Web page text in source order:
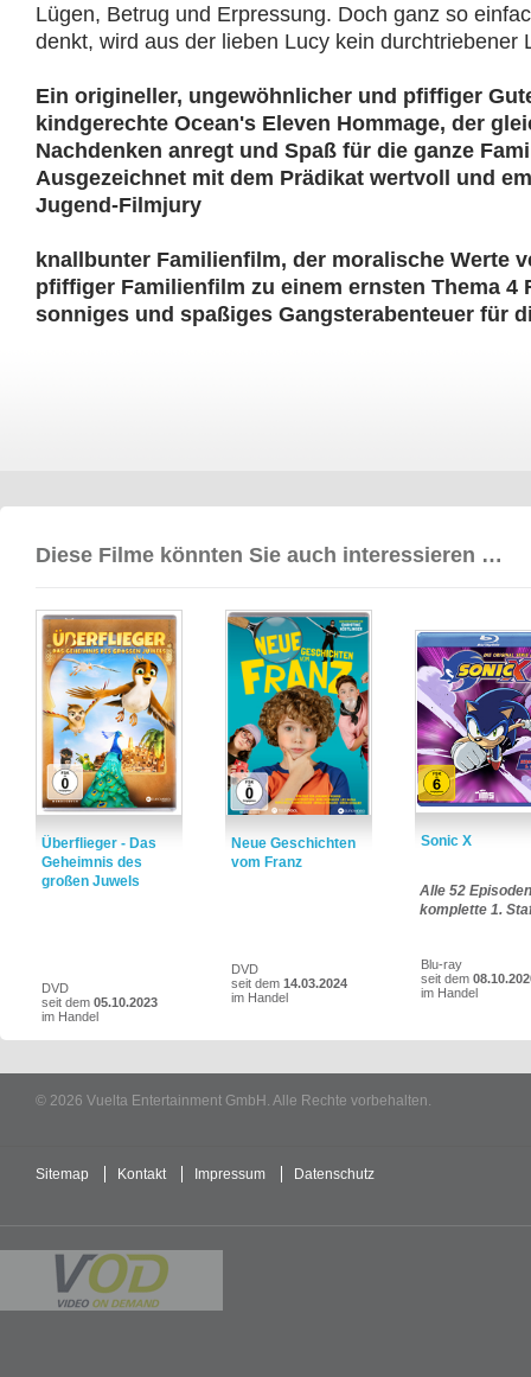
Lügen, Betrug und Erpressung. Doch ganz so
denkt, wird aus der lieben Lucy kein
Ein origineller, ungewöhnlicher und pfiffiger
kindgerechte Ocean's Eleven Hommage, der
Nachdenken anregt​ und Spaß für die ganze
Ausgezeichnet mit dem Prädikat wertvoll und
Jugend-Filmjury
knallbunter Familienfilm, der moralische Werte
pfiffiger Familienfilm zu einem ernsten Thema 4
sonniges und spaßiges Gangsterabenteuer für
Diese Filme könnten Sie auch interessieren …
Überflieger - Das
Geheimnis des
großen Juwels
DVD
seit dem 05.10.2023
im Handel
Neue Geschichten
vom Franz
DVD
seit dem 14.03.2024
im Handel
Sonic X
Alle 52
komplette 1.
Blu-ray
seit dem
im Handel
© 2026 Vuelta Entertainment GmbH. Alle Rechte vorbehalten.
Sitemap Kontakt Impressum Datenschutz